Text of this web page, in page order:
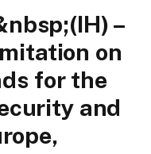
–
on
for the
and